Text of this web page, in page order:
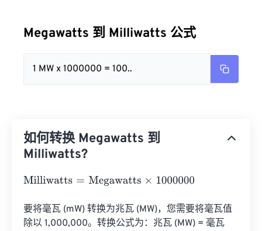
Megawatts 到 Milliwatts 公式
1 MW x 1000000 = 100..
如何转换 Megawatts 到
Milliwatts?
Milliwatts=Megawatts×1000000
要将毫瓦 (mW) 转换为兆瓦 (MW)，您需要将毫瓦值
除以 1,000,000。转换公式为：兆瓦 (MW) = 毫瓦